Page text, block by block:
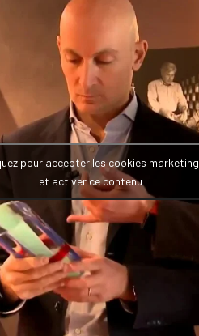
pour accepter les cookies marketing
et activer ce contenu